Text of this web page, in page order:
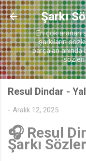
Şarkı
En çok aranan
şarkıların
parçaları
sözleri
Resul Dindar -
- Aralık 12, 2025
🎧 Resul
Şarkı